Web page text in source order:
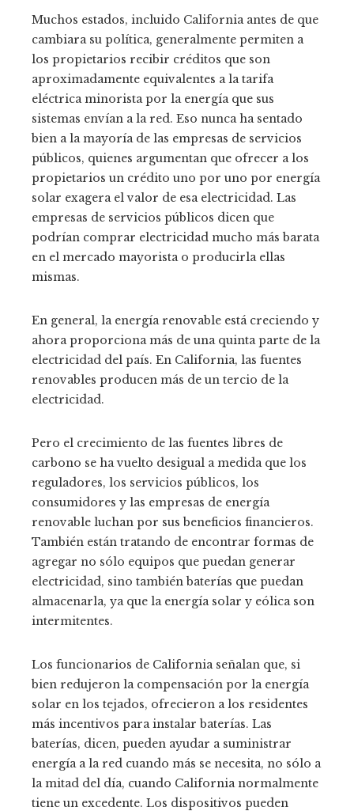
Muchos estados, incluido California antes de que
cambiara su política, generalmente permiten a
los propietarios recibir créditos que son
aproximadamente equivalentes a la tarifa
eléctrica minorista por la energía que sus
sistemas envían a la red. Eso nunca ha sentado
bien a la mayoría de las empresas de servicios
públicos, quienes argumentan que ofrecer a los
propietarios un crédito uno por uno por energía
solar exagera el valor de esa electricidad. Las
empresas de servicios públicos dicen que
podrían comprar electricidad mucho más barata
en el mercado mayorista o producirla ellas
mismas.
En general, la energía renovable está creciendo y
ahora proporciona más de una quinta parte de la
electricidad del país. En California, las fuentes
renovables producen más de un tercio de la
electricidad.
Pero el crecimiento de las fuentes libres de
carbono se ha vuelto desigual a medida que los
reguladores, los servicios públicos, los
consumidores y las empresas de energía
renovable luchan por sus beneficios financieros.
También están tratando de encontrar formas de
agregar no sólo equipos que puedan generar
electricidad, sino también baterías que puedan
almacenarla, ya que la energía solar y eólica son
intermitentes.
Los funcionarios de California señalan que, si
bien redujeron la compensación por la energía
solar en los tejados, ofrecieron a los residentes
más incentivos para instalar baterías. Las
baterías, dicen, pueden ayudar a suministrar
energía a la red cuando más se necesita, no sólo a
la mitad del día, cuando California normalmente
tiene un excedente. Los dispositivos pueden